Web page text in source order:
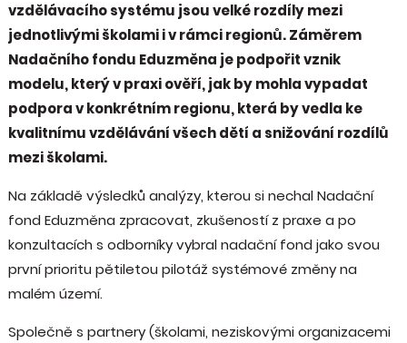
vzdělávacího systému jsou velké rozdíly mezi
jednotlivými školami i v rámci regionů. Záměrem
Nadačního fondu Eduzměna je podpořit vznik
modelu, který v praxi ověří, jak by mohla vypadat
podpora v konkrétním regionu, která by vedla ke
kvalitnímu vzdělávání všech dětí a snižování rozdílů
mezi školami.
Na základě výsledků analýzy, kterou si nechal Nadační
fond Eduzměna zpracovat, zkušeností z praxe a po
konzultacích s odborníky vybral nadační fond jako svou
první prioritu pětiletou pilotáž systémové změny na
malém území.
Společně s partnery (školami, neziskovými organizacemi